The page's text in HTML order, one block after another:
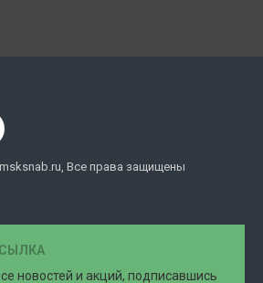
Все права защищены
новостей и акций, подписавшись